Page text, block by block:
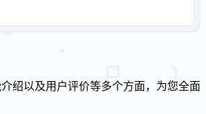
绍以及用户评价等多个方面，为您全面